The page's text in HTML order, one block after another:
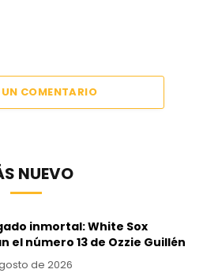
COMENTARIO
NUEVO
inmortal: White Sox
el número 13 de Ozzie Guillén
de 2026